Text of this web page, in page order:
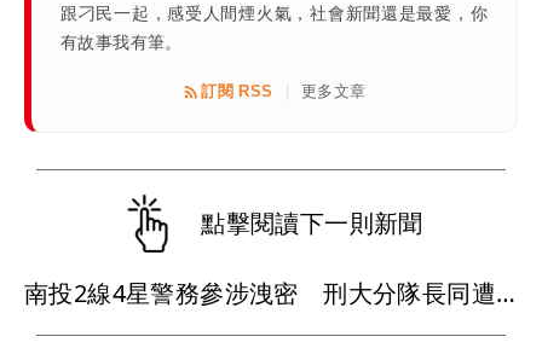
跟刁民一起，感受人間煙火氣，社會新聞還是最愛，你
有故事我有筆。
訂閱 RSS 更多文章
點擊閱讀下一則新聞
南投2線4星警務參涉洩密 刑大分隊長同遭搜索！雙雙記過調職